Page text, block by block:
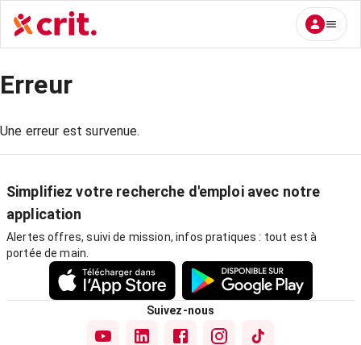
Erreur
Une erreur est survenue.
Simplifiez votre recherche d'emploi avec notre
application
Alertes offres, suivi de mission, infos pratiques : tout est à
portée de main.
Suivez-nous